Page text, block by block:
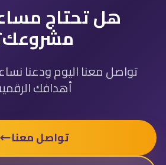
هل تحتاج
تواصل معنا اليوم ودعنا
أهدافك
تواصل معنا